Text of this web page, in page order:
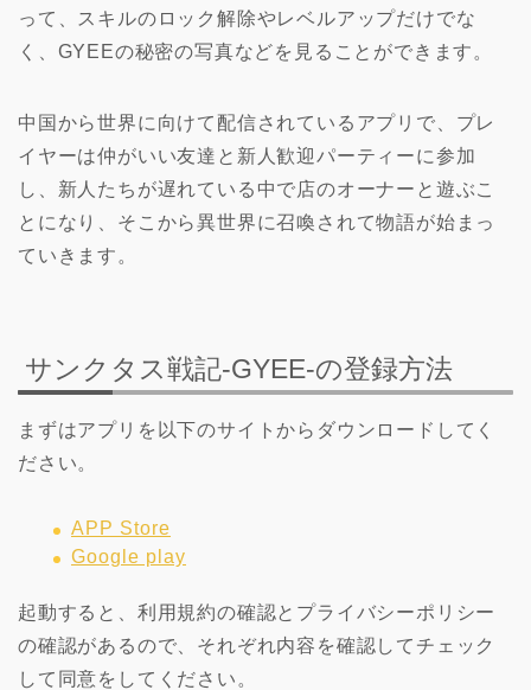
って、スキルのロック解除やレベルアップだけでな
く、GYEEの秘密の写真などを見ることができます。
中国から世界に向けて配信されているアプリで、プレ
イヤーは仲がいい友達と新人歓迎パーティーに参加
し、新人たちが遅れている中で店のオーナーと遊ぶこ
とになり、そこから異世界に召喚されて物語が始まっ
ていきます。
サンクタス戦記-GYEE-の登録方法
まずはアプリを以下のサイトからダウンロードしてく
ださい。
APP Store
Google play
起動すると、利用規約の確認とプライバシーポリシー
の確認があるので、それぞれ内容を確認してチェック
して同意をしてください。